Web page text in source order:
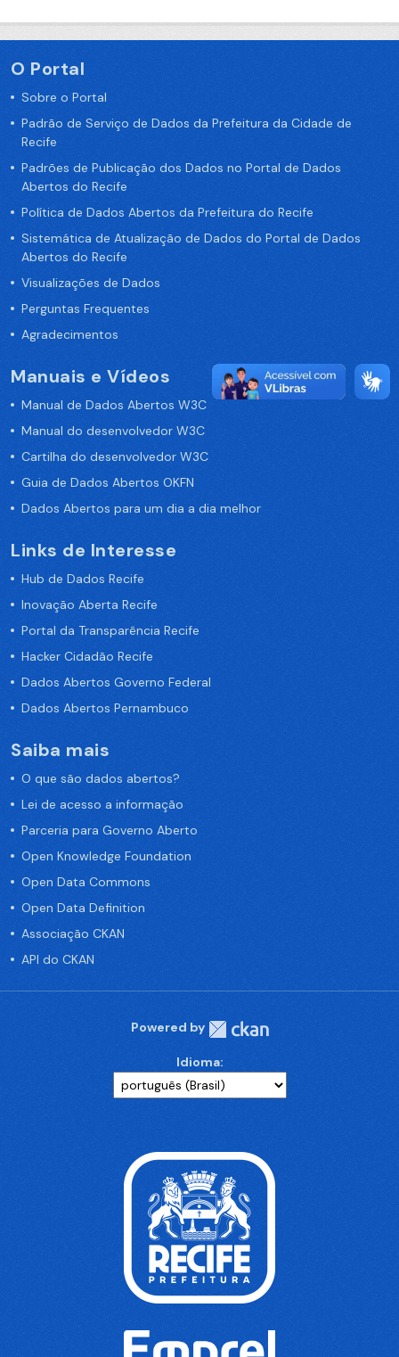
O Portal
Sobre o Portal
Padrão de Serviço de Dados da Prefeitura da Cidade de
Recife
Padrões de Publicação dos Dados no Portal de Dados
Abertos do Recife
Política de Dados Abertos da Prefeitura do Recife
Sistemática de Atualização de Dados do Portal de Dados
Abertos do Recife
Visualizações de Dados
Perguntas Frequentes
Agradecimentos
Manuais e Vídeos
Manual de Dados Abertos W3C
Manual do desenvolvedor W3C
Cartilha do desenvolvedor W3C
Guia de Dados Abertos OKFN
Dados Abertos para um dia a dia melhor
Links de Interesse
Hub de Dados Recife
Inovação Aberta Recife
Portal da Transparência Recife
Hacker Cidadão Recife
Dados Abertos Governo Federal
Dados Abertos Pernambuco
Saiba mais
O que são dados abertos?
Lei de acesso a informação
Parceria para Governo Aberto
Open Knowledge Foundation
Open Data Commons
Open Data Definition
Associação CKAN
API do CKAN
Powered by
Idioma